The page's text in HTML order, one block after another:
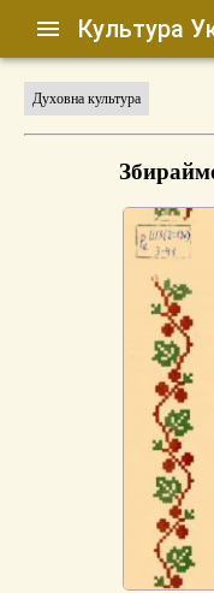
Культура
Духовна культура